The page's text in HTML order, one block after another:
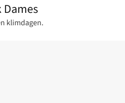
Dames
klimdagen.